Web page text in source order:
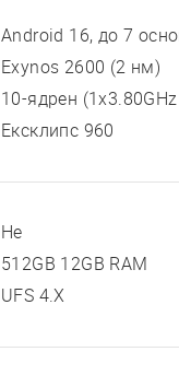
Android 16, до 7
Exynos 2600 (2 нм)
10-ядрен
Ексклипс 960
Не
512GB 12GB RAM
UFS 4.X